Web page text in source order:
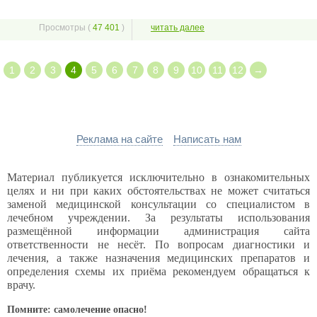
Просмотры ( 47 401 ) читать далее
1 2 3 4 5 6 7 8 9 10 11 12 →
Реклама на сайте Написать нам
Материал публикуется исключительно в ознакомительных
целях и ни при каких обстоятельствах не может считаться
заменой медицинской консультации со специалистом в
лечебном учреждении. За результаты использования
размещённой информации администрация сайта
ответственности не несёт. По вопросам диагностики и
лечения, а также назначения медицинских препаратов и
определения схемы их приёма рекомендуем обращаться к
врачу.
Помните: самолечение опасно!